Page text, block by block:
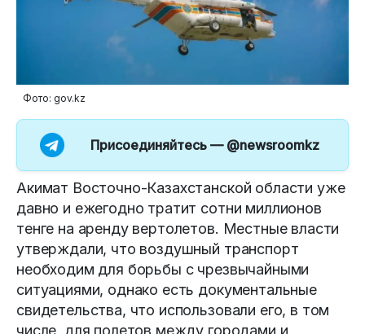
Фото: gov.kz
Присоединяйтесь — @newsroomkz
Акимат Восточно-Казахстанской области уже
давно и ежегодно тратит сотни миллионов
тенге на аренду вертолетов. Местные власти
утверждали, что воздушный транспорт
необходим для борьбы с чрезвычайными
ситуациями, однако есть документальные
свидетельства, что использовали его, в том
числе, для полетов между городами и